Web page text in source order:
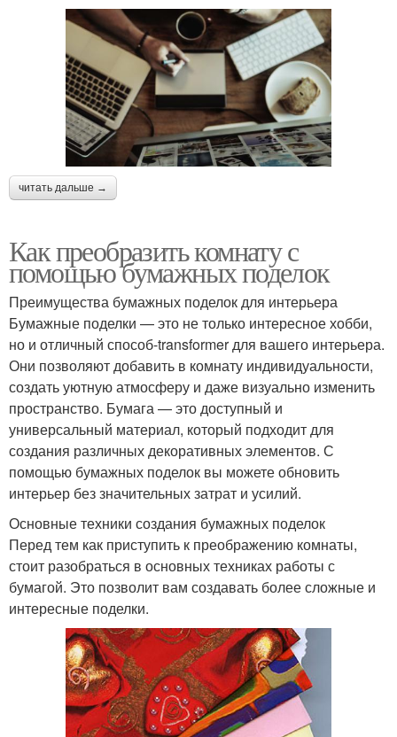
читать дальше →
Как преобразить комнату с
помощью бумажных поделок
Преимущества бумажных поделок для интерьера
Бумажные поделки — это не только интересное хобби,
но и отличный способ-transformer для вашего интерьера.
Они позволяют добавить в комнату индивидуальности,
создать уютную атмосферу и даже визуально изменить
пространство. Бумага — это доступный и
универсальный материал, который подходит для
создания различных декоративных элементов. С
помощью бумажных поделок вы можете обновить
интерьер без значительных затрат и усилий.
Основные техники создания бумажных поделок
Перед тем как приступить к преображению комнаты,
стоит разобраться в основных техниках работы с
бумагой. Это позволит вам создавать более сложные и
интересные поделки.